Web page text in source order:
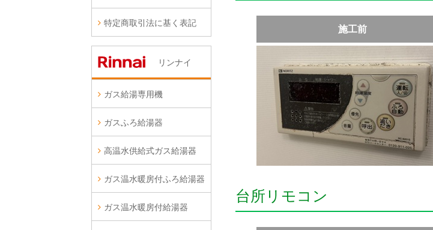
施工前
台所リモコン
特定商取引法に基く表記
リンナイ
ガス給湯専用機
ガスふろ給湯器
高温水供給式ガス給湯器
ガス温水暖房付ふろ給湯器
ガス温水暖房付給湯器